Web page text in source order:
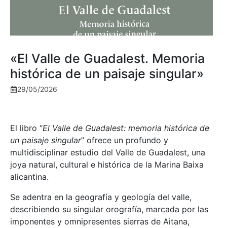
«El Valle de Guadalest. Memoria
histórica de un paisaje singular»
29/05/2026
El libro “El Valle de Guadalest: memoria histórica de
un paisaje singular” ofrece un profundo y
multidisciplinar estudio del Valle de Guadalest, una
joya natural, cultural e histórica de la Marina Baixa
alicantina.
Se adentra en la geografía y geología del valle,
describiendo su singular orografía, marcada por las
imponentes y omnipresentes sierras de Aitana,